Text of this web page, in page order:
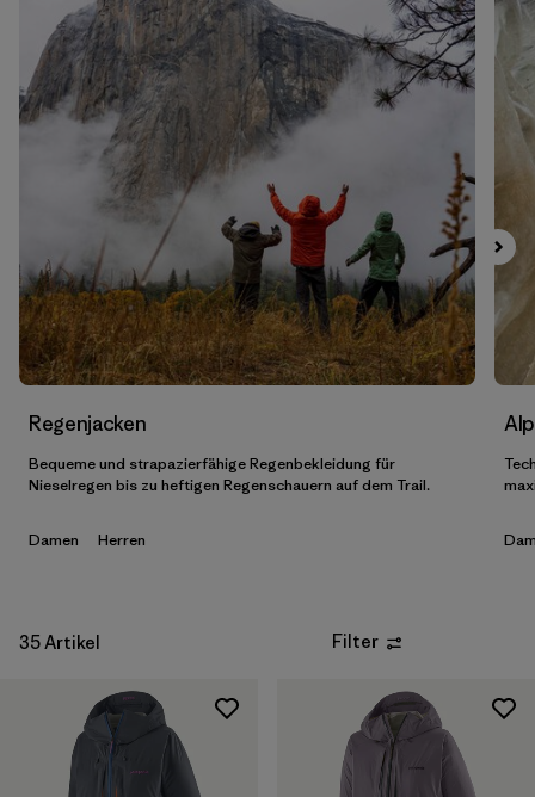
(34)
XXL (22)
2 (1)
Alle anzeigen (7)
Filter by
Preis
Filter by
Passform
Filter by
Farbe
Filter by
Eigenschaften
Filter by
Material
Filter by
Produktfamilie
Filter by
Regenjacken
Bequeme und strapazierfähige Regenbekleidung für
Nieselregen bis zu heftigen Regenschauern auf dem Trail.
Damen Herren
35 Artikel Filter